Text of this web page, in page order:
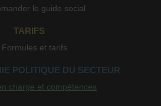
le guide social
TARIFS
Formules et tarifs
POLITIQUE DU SECTEUR
charge et compétences